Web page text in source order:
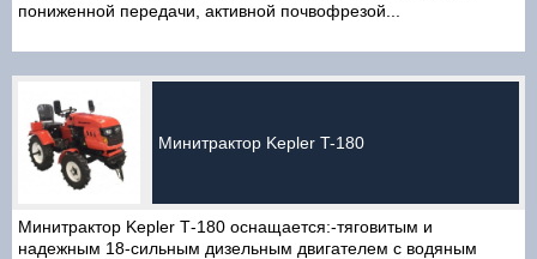
пониженной передачи, активной почвофрезой...
Минитрактор Kepler T-180
Минитрактор Kepler Т-180 оснащается:-тяговитым и
надежным 18-сильным дизельным двигателем с водяным